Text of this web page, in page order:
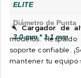
ELITE
Diámetro de Punta
3.0 mm * 1.1 mm
Cargador de
modelos.
soporte confiable.
mantener tu equipo